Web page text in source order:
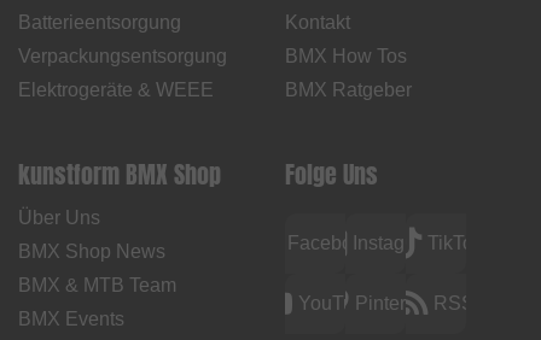
Batterieentsorgung
Verpackungsentsorgung
Elektrogeräte & WEEE
Kontakt
BMX How Tos
BMX Ratgeber
kunstform BMX Shop
Über Uns
BMX Shop News
BMX & MTB Team
BMX Events
Folge Uns
FacebookInstagramTikTok
YouTubePinterest RSS